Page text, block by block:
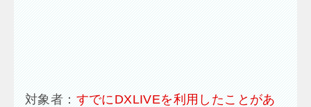
対象者： すでにDXLIVEを利用したことがあ